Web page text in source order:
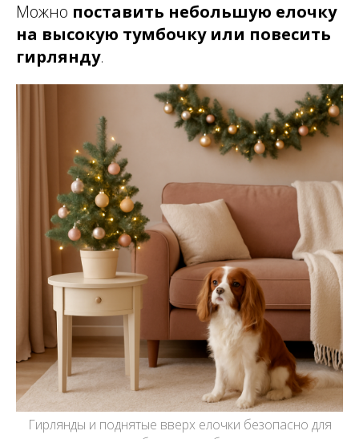
Можно поставить небольшую елочку
на высокую тумбочку или повесить
гирлянду.
Гирлянды и поднятые вверх елочки безопасно для